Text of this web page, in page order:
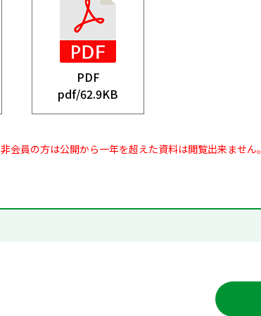
PDF
pdf/62.9KB
非会員の方は公開から一年を超えた資料は閲覧出来ません。